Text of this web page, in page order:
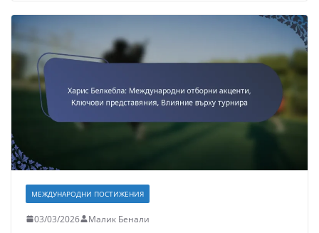
МЕЖДУНАРОДНИ ПОСТИЖЕНИЯ
03/03/2026 Малик Бенали